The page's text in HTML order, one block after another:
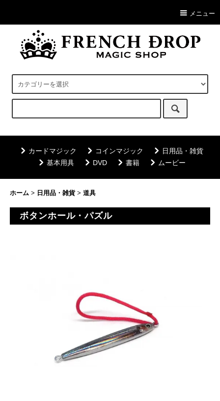
メニュー
カードマジック コインマジック
日用品・雑貨
基本用具
DVD 書籍 ムービー
ホーム > 日用品・雑貨 > 道具
ボタンホール・パズル